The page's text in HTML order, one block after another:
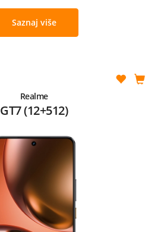
Saznaj više
Realme
GT7 (12+512)